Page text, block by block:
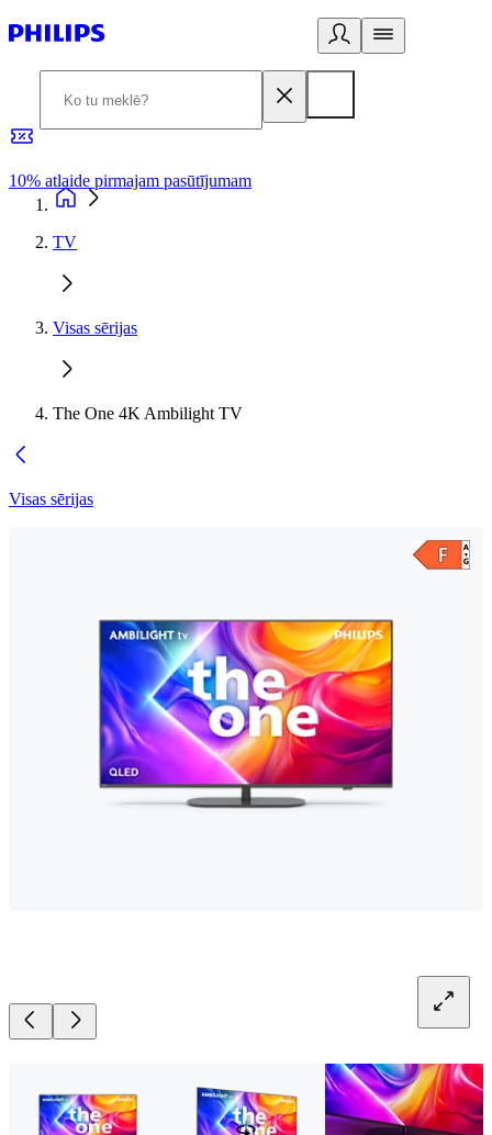
10% atlaide pirmajam pasūtījumam
TV
Visas sērijas
The One 4K Ambilight TV
Visas sērijas